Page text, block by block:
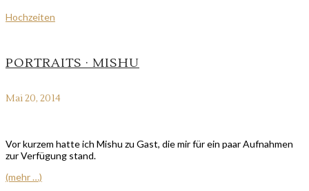
Hochzeiten
PORTRAITS · MISHU
Mai 20, 2014
Vor kurzem hatte ich Mishu zu Gast, die mir für ein paar Aufnahmen
zur Verfügung stand.
(mehr …)